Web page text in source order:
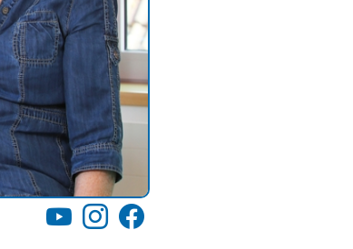
YouTubeInstagramFacebook